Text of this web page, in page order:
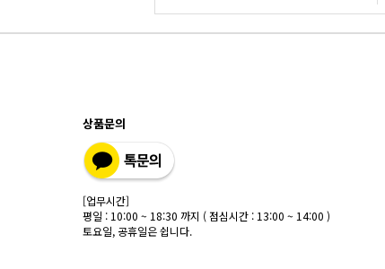
로
그
상품문의
[업무시간]
평일 : 10:00 ~ 18:30 까지 ( 점심시간 : 13:00 ~ 14:00 )
토요일, 공휴일은 쉽니다.